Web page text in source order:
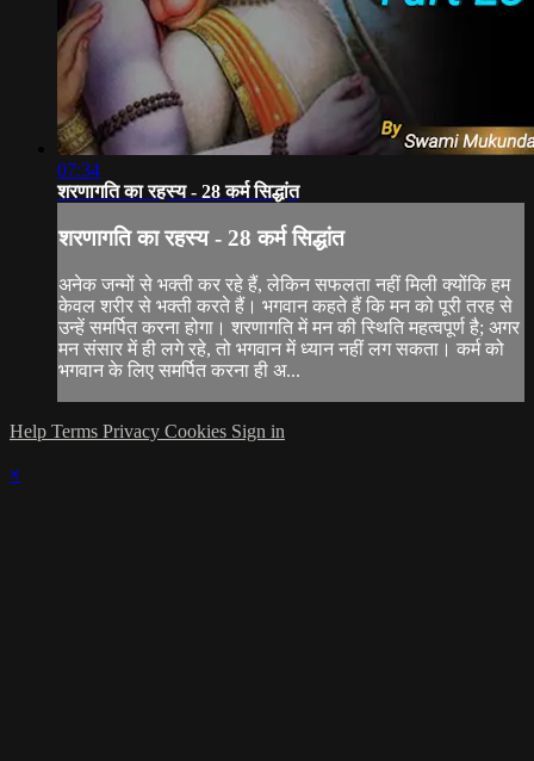
07:34
शरणागति का रहस्य - 28 कर्म सिद्धांत
शरणागति का रहस्य - 28 कर्म सिद्धांत
अनेक जन्मों से भक्ती कर रहे हैं, लेकिन सफलता नहीं मिली क्योंकि हम
केवल शरीर से भक्ती करते हैं। भगवान कहते हैं कि मन को पूरी तरह से
उन्हें समर्पित करना होगा। शरणागति में मन की स्थिति महत्वपूर्ण है; अगर
मन संसार में ही लगे रहे, तो भगवान में ध्यान नहीं लग सकता। कर्म को
भगवान के लिए समर्पित करना ही अ...
Help Terms Privacy Cookies Sign in
×